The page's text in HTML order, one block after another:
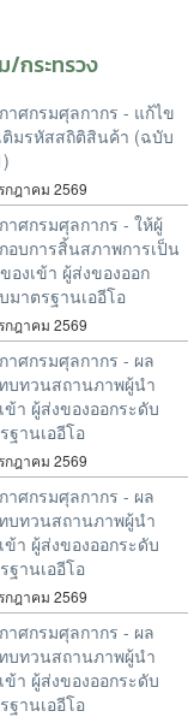
/กระทรวง
าศกรมศุลกากร - แก้ไข
ติมรหัสสถิติสินค้า (ฉบับ
กฎาคม 2569
าศกรมศุลกากร - ให้ผู้
อบการสิ้นสภาพการเป็น
องเข้า ผู้ส่งของออก
มาตรฐานเออีโอ
กฎาคม 2569
าศกรมศุลกากร - ผล
บทวนสถานภาพผู้นำ
ข้า ผู้ส่งของออกระดับ
ฐานเออีโอ
กฎาคม 2569
าศกรมศุลกากร - ผล
บทวนสถานภาพผู้นำ
ข้า ผู้ส่งของออกระดับ
ฐานเออีโอ
กฎาคม 2569
าศกรมศุลกากร - ผล
บทวนสถานภาพผู้นำ
ข้า ผู้ส่งของออกระดับ
ฐานเออีโอ